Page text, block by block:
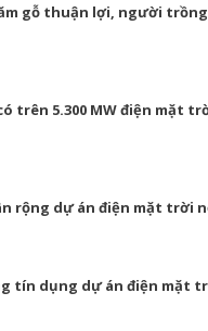
gỗ thuận lợi, người
trên 5.300 MW điện mặt
rộng dự án điện mặt trời
tín dụng dự án điện mặt